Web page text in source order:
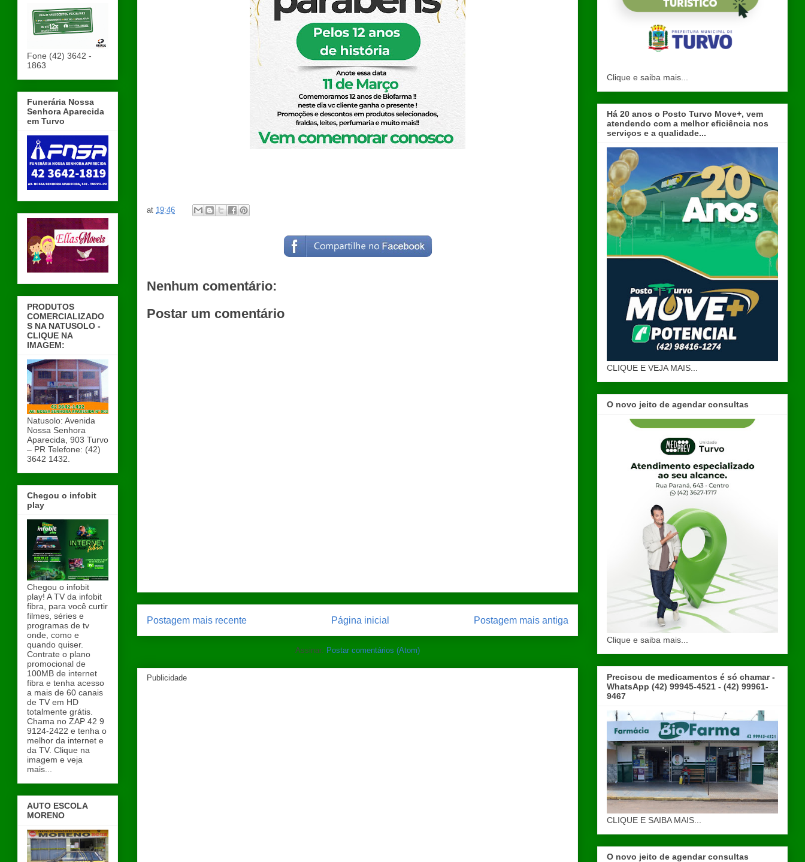
at 19:46
Nenhum comentário:
Postar um comentário
Postagem mais recente Postagem mais antiga
Página inicial
Assinar: Postar comentários (Atom)
Publicidade
Fone (42) 3642 -
1863
Funerária Nossa
Senhora Aparecida
em Turvo
PRODUTOS
COMERCIALIZADO
S NA NATUSOLO -
CLIQUE NA
IMAGEM:
Natusolo: Avenida
Nossa Senhora
Aparecida, 903 Turvo
– PR Telefone: (42)
3642 1432.
Chegou o infobit
play
Chegou o infobit
play! A TV da infobit
fibra, para você curtir
filmes, séries e
programas de tv
onde, como e
quando quiser.
Contrate o plano
promocional de
100MB de internet
fibra e tenha acesso
a mais de 60 canais
de TV em HD
totalmente grátis.
Chama no ZAP 42 9
9124-2422 e tenha o
melhor da internet e
da TV. Clique na
imagem e veja
mais...
AUTO ESCOLA
MORENO
Clique e saiba mais...
Há 20 anos o Posto Turvo Move+, vem
atendendo com a melhor eficiência nos
serviços e a qualidade...
CLIQUE E VEJA MAIS...
O novo jeito de agendar consultas
Clique e saiba mais...
Precisou de medicamentos é só chamar -
WhatsApp (42) 99945-4521 - (42) 99961-
9467
CLIQUE E SAIBA MAIS...
O novo jeito de agendar consultas